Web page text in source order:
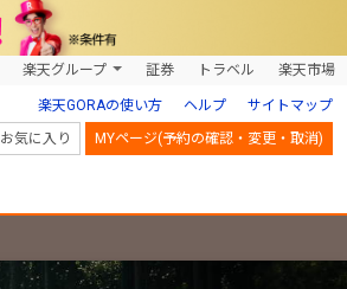
楽天グループ 証券 トラベル 楽天市場
楽天GORAの使い方 ヘルプ サイトマップ
お気に入り MYページ(予約の確認・変更・取消)